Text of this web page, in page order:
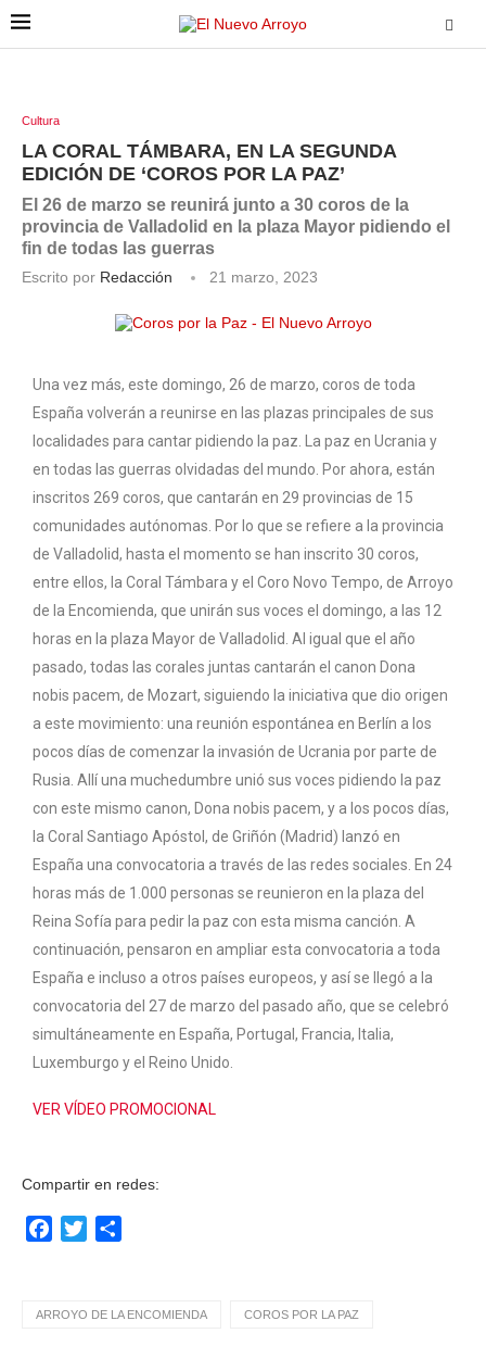
Cultura
LA CORAL TÁMBARA, EN LA SEGUNDA
EDICIÓN DE ‘COROS POR LA PAZ’
El 26 de marzo se reunirá junto a 30 coros de la
provincia de Valladolid en la plaza Mayor pidiendo el
fin de todas las guerras
Escrito por Redacción 21 marzo, 2023
Una vez más, este domingo, 26 de marzo, coros de toda
España volverán a reunirse en las plazas principales de sus
localidades para cantar pidiendo la paz. La paz en Ucrania y
en todas las guerras olvidadas del mundo. Por ahora, están
inscritos 269 coros, que cantarán en 29 provincias de 15
comunidades autónomas. Por lo que se refiere a la provincia
de Valladolid, hasta el momento se han inscrito 30 coros,
entre ellos, la Coral Támbara y el Coro Novo Tempo, de Arroyo
de la Encomienda, que unirán sus voces el domingo, a las 12
horas en la plaza Mayor de Valladolid. Al igual que el año
pasado, todas las corales juntas cantarán el canon Dona
nobis pacem, de Mozart, siguiendo la iniciativa que dio origen
a este movimiento: una reunión espontánea en Berlín a los
pocos días de comenzar la invasión de Ucrania por parte de
Rusia. Allí una muchedumbre unió sus voces pidiendo la paz
con este mismo canon, Dona nobis pacem, y a los pocos días,
la Coral Santiago Apóstol, de Griñón (Madrid) lanzó en
España una convocatoria a través de las redes sociales. En 24
horas más de 1.000 personas se reunieron en la plaza del
Reina Sofía para pedir la paz con esta misma canción. A
continuación, pensaron en ampliar esta convocatoria a toda
España e incluso a otros países europeos, y así se llegó a la
convocatoria del 27 de marzo del pasado año, que se celebró
simultáneamente en España, Portugal, Francia, Italia,
Luxemburgo y el Reino Unido.
VER VÍDEO PROMOCIONAL
Compartir en redes:
Facebook
Twitter
ARROYO DE LA ENCOMIENDA COROS POR LA PAZ